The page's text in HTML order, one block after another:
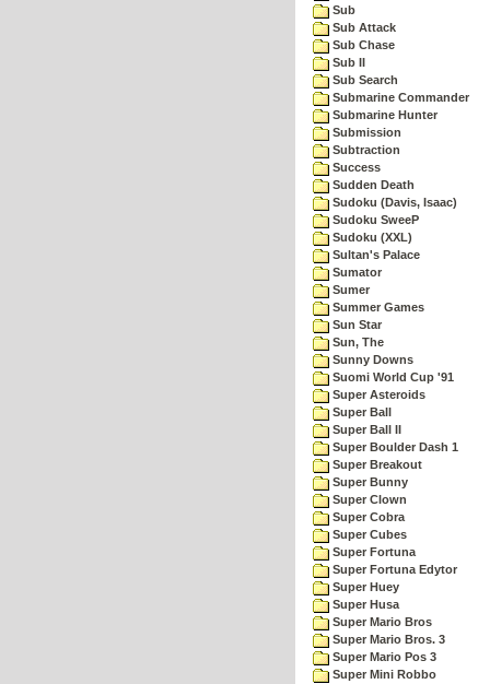
Sub
Sub Attack
Sub Chase
Sub II
Sub Search
Submarine Commander
Submarine Hunter
Submission
Subtraction
Success
Sudden Death
Sudoku (Davis, Isaac)
Sudoku SweeP
Sudoku (XXL)
Sultan's Palace
Sumator
Sumer
Summer Games
Sun Star
Sun, The
Sunny Downs
Suomi World Cup '91
Super Asteroids
Super Ball
Super Ball II
Super Boulder Dash 1
Super Breakout
Super Bunny
Super Clown
Super Cobra
Super Cubes
Super Fortuna
Super Fortuna Edytor
Super Huey
Super Husa
Super Mario Bros
Super Mario Bros. 3
Super Mario Pos 3
Super Mini Robbo